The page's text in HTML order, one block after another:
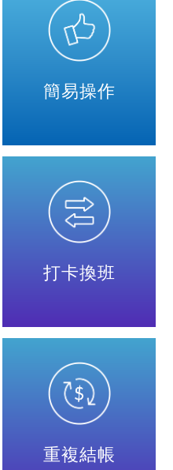
簡易操作
打卡換班
重複結帳